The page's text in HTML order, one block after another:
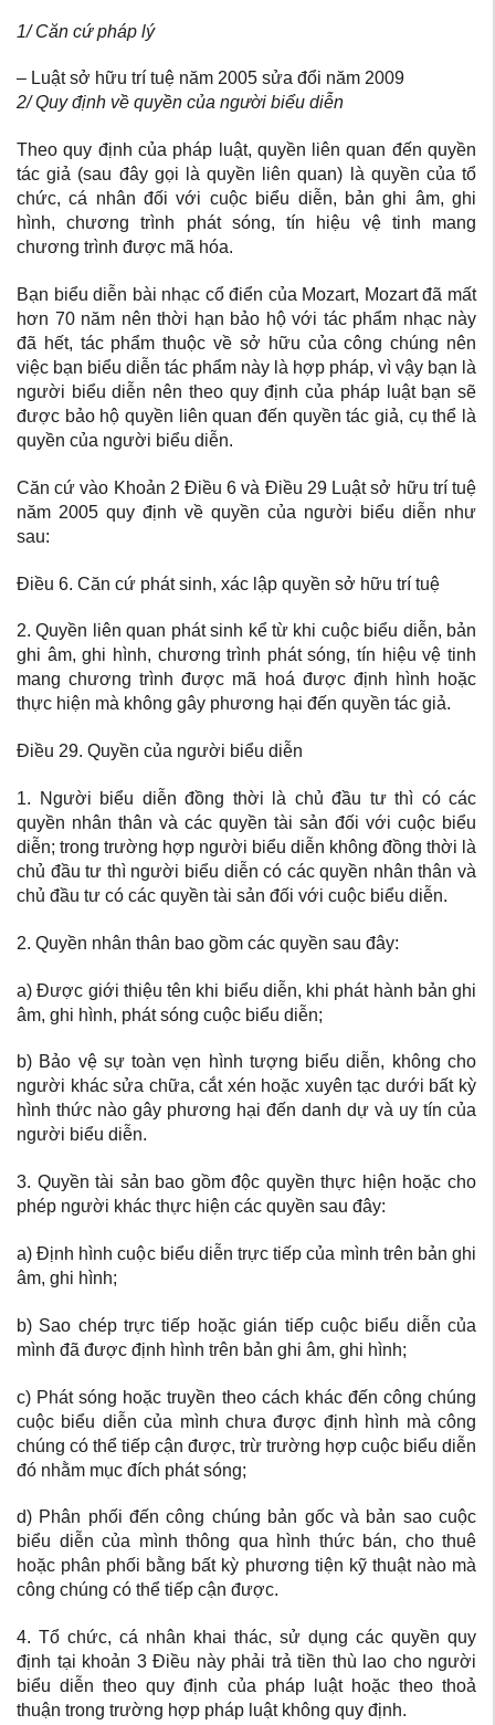
1/ Căn cứ pháp lý
– Luật sở hữu trí tuệ năm 2005 sửa đổi năm 2009
2/ Quy định về quyền của người biểu diễn
Theo quy định của pháp luật, quyền liên quan đến quyền
tác giả (sau đây gọi là quyền liên quan) là quyền của tổ
chức, cá nhân đối với cuộc biểu diễn, bản ghi âm, ghi
hình, chương trình phát sóng, tín hiệu vệ tinh mang
chương trình được mã hóa.
Bạn biểu diễn bài nhạc cổ điển của Mozart, Mozart đã mất
hơn 70 năm nên thời hạn bảo hộ với tác phẩm nhạc này
đã hết, tác phẩm thuộc về sở hữu của công chúng nên
việc bạn biểu diễn tác phẩm này là hợp pháp, vì vậy bạn là
người biểu diễn nên theo quy định của pháp luật bạn sẽ
được bảo hộ quyền liên quan đến quyền tác giả, cụ thể là
quyền của người biểu diễn.
Căn cứ vào Khoản 2 Điều 6 và Điều 29 Luật sở hữu trí tuệ
năm 2005 quy định về quyền của người biểu diễn như
sau:
Điều 6. Căn cứ phát sinh, xác lập quyền sở hữu trí tuệ
2. Quyền liên quan phát sinh kể từ khi cuộc biểu diễn, bản
ghi âm, ghi hình, chương trình phát sóng, tín hiệu vệ tinh
mang chương trình được mã hoá được định hình hoặc
thực hiện mà không gây phương hại đến quyền tác giả.
Điều 29. Quyền của người biểu diễn
1. Người biểu diễn đồng thời là chủ đầu tư thì có các
quyền nhân thân và các quyền tài sản đối với cuộc biểu
diễn; trong trường hợp người biểu diễn không đồng thời là
chủ đầu tư thì người biểu diễn có các quyền nhân thân và
chủ đầu tư có các quyền tài sản đối với cuộc biểu diễn.
2. Quyền nhân thân bao gồm các quyền sau đây:
a) Được giới thiệu tên khi biểu diễn, khi phát hành bản ghi
âm, ghi hình, phát sóng cuộc biểu diễn;
b) Bảo vệ sự toàn vẹn hình tượng biểu diễn, không cho
người khác sửa chữa, cắt xén hoặc xuyên tạc dưới bất kỳ
hình thức nào gây phương hại đến danh dự và uy tín của
người biểu diễn.
3. Quyền tài sản bao gồm độc quyền thực hiện hoặc cho
phép người khác thực hiện các quyền sau đây:
a) Định hình cuộc biểu diễn trực tiếp của mình trên bản ghi
âm, ghi hình;
b) Sao chép trực tiếp hoặc gián tiếp cuộc biểu diễn của
mình đã được định hình trên bản ghi âm, ghi hình;
c) Phát sóng hoặc truyền theo cách khác đến công chúng
cuộc biểu diễn của mình chưa được định hình mà công
chúng có thể tiếp cận được, trừ trường hợp cuộc biểu diễn
đó nhằm mục đích phát sóng;
d) Phân phối đến công chúng bản gốc và bản sao cuộc
biểu diễn của mình thông qua hình thức bán, cho thuê
hoặc phân phối bằng bất kỳ phương tiện kỹ thuật nào mà
công chúng có thể tiếp cận được.
4. Tổ chức, cá nhân khai thác, sử dụng các quyền quy
định tại khoản 3 Điều này phải trả tiền thù lao cho người
biểu diễn theo quy định của pháp luật hoặc theo thoả
thuận trong trường hợp pháp luật không quy định.